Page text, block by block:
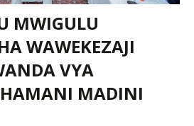
MWIGULU
WAWEKEZAJI
VYA
MADINI